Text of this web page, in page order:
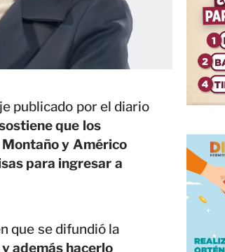
publicado por el diario
que los
y Américo
para ingresar a
que se difundió la
además hacerlo